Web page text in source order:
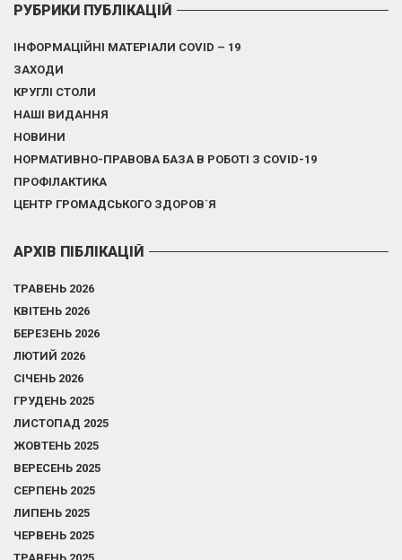
РУБРИКИ ПУБЛІКАЦІЙ
ІНФОРМАЦІЙНІ МАТЕРІАЛИ COVID – 19
ЗАХОДИ
КРУГЛІ СТОЛИ
НАШІ ВИДАННЯ
НОВИНИ
НОРМАТИВНО-ПРАВОВА БАЗА В РОБОТІ З COVID-19
ПРОФІЛАКТИКА
ЦЕНТР ГРОМАДСЬКОГО ЗДОРОВ`Я
АРХІВ ПІБЛІКАЦІЙ
ТРАВЕНЬ 2026
КВІТЕНЬ 2026
БЕРЕЗЕНЬ 2026
ЛЮТИЙ 2026
СІЧЕНЬ 2026
ГРУДЕНЬ 2025
ЛИСТОПАД 2025
ЖОВТЕНЬ 2025
ВЕРЕСЕНЬ 2025
СЕРПЕНЬ 2025
ЛИПЕНЬ 2025
ЧЕРВЕНЬ 2025